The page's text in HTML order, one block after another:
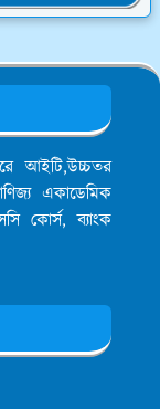
আইটি,উচ্চতর
একাডেমিক
কোর্স, ব্যাংক